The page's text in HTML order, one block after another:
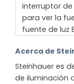
interruptor
para ver la
fuente de luz
Acerca de
Steinhauer es
de iluminación